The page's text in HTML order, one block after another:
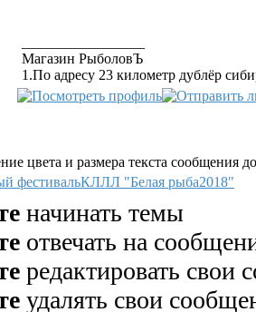
Магазин РыболовЪ
1.По адресу 23 километр дублёр
цвета и размера текста сообщения
фестивальКЛЛЛ "Белая рыба2018"
начинать темы
отвечать на
редактировать свои
удалять свои